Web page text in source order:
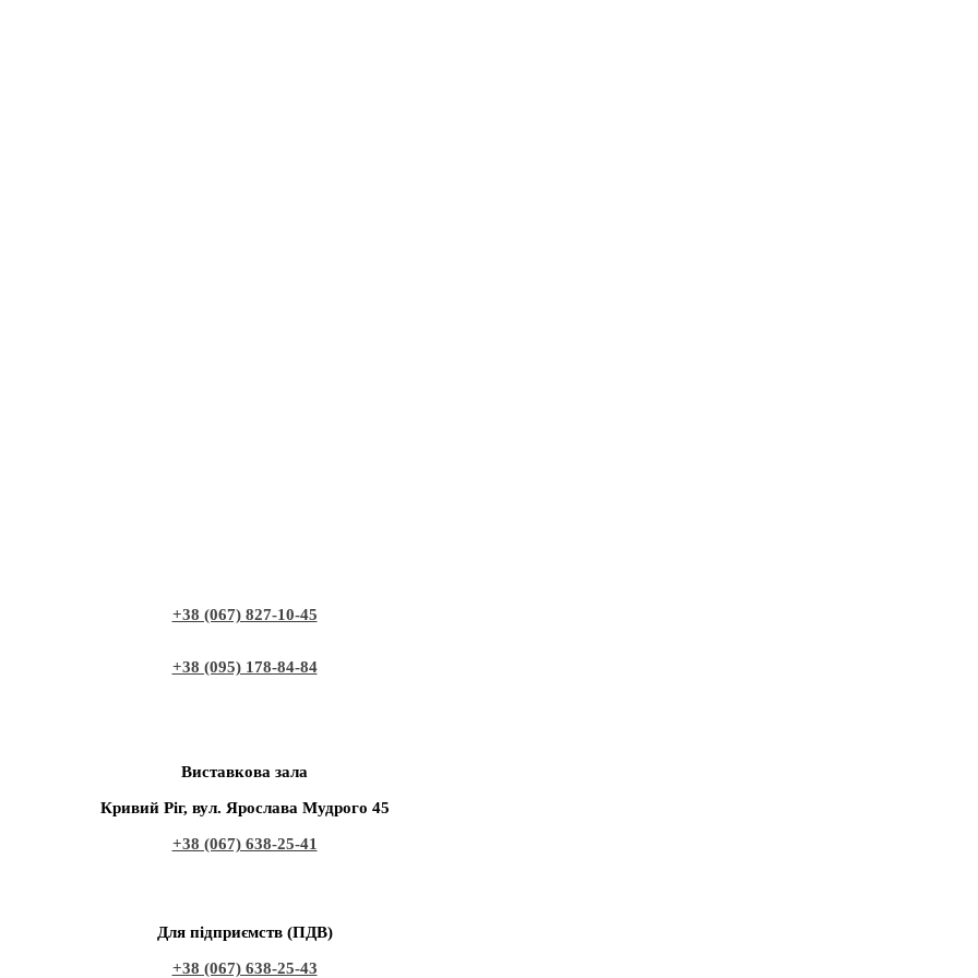
+38 (067) 827-10-45
+38 (095) 178-84-84
Виставкова зала
Кривий Ріг, вул. Ярослава Мудрого 45
+38 (067) 638-25-41
Для підприємств (ПДВ)
+38 (067) 638-25-43